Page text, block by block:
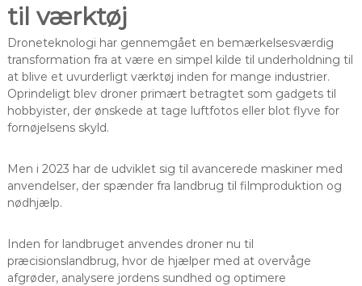
til værktøj
Droneteknologi har gennemgået en bemærkelsesværdig
transformation fra at være en simpel kilde til underholdning til
at blive et uvurderligt værktøj inden for mange industrier.
Oprindeligt blev droner primært betragtet som gadgets til
hobbyister, der ønskede at tage luftfotos eller blot flyve for
fornøjelsens skyld.
Men i 2023 har de udviklet sig til avancerede maskiner med
anvendelser, der spænder fra landbrug til filmproduktion og
nødhjælp.
Inden for landbruget anvendes droner nu til
præcisionslandbrug, hvor de hjælper med at overvåge
afgrøder, analysere jordens sundhed og optimere